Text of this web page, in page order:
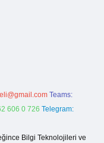
Teams:
606 0 726 Telegram:
Bilgi Teknolojileri ve